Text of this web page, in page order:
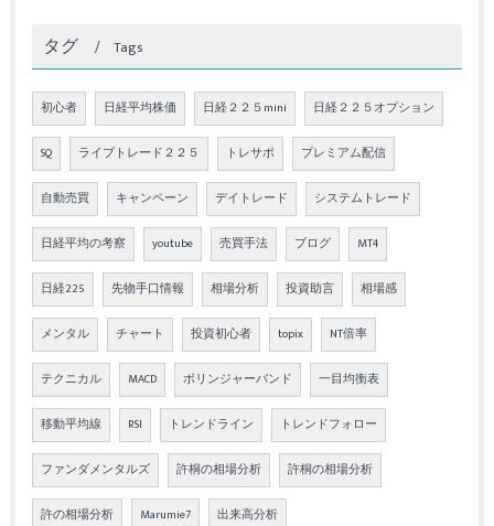
タグ Tags
初心者 日経平均株価 日経２２５mini 日経２２５オプション
SQ ライブトレード２２５ トレサポ プレミアム配信
自動売買 キャンペーン デイトレード システムトレード
日経平均の考察 youtube 売買手法 ブログ MT4
日経225 先物手口情報 相場分析 投資助言 相場感
メンタル チャート 投資初心者 topix NT倍率
テクニカル MACD ボリンジャーバンド 一目均衡表
移動平均線 RSI トレンドライン トレンドフォロー
ファンダメンタルズ 許桐の相場分析 許桐の相場分析
許の相場分析 Marumie7 出来高分析